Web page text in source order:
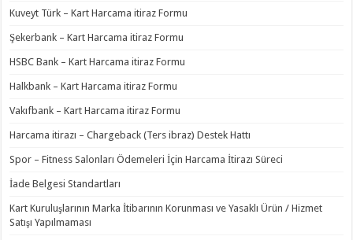
Kuveyt Türk – Kart Harcama itiraz Formu
Şekerbank – Kart Harcama itiraz Formu
HSBC Bank – Kart Harcama itiraz Formu
Halkbank – Kart Harcama itiraz Formu
Vakıfbank – Kart Harcama itiraz Formu
Harcama itirazı – Chargeback (Ters ibraz) Destek Hattı
Spor – Fitness Salonları Ödemeleri İçin Harcama İtirazı Süreci
İade Belgesi Standartları
Kart Kuruluşlarının Marka İtibarının Korunması ve Yasaklı Ürün / Hizmet
Satışı Yapılmaması